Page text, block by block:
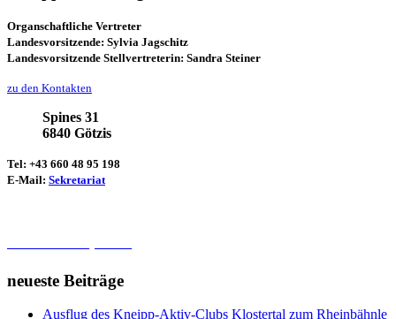
Organschaftliche Vertreter
Landesvorsitzende: Sylvia Jagschitz
Landesvorsitzende Stellvertreterin: Sandra Steiner
zu den Kontakten
Spines 31
6840 Götzis
Tel: +43 660 48 95 198
E-Mail: Sekretariat
neueste Beiträge
Ausflug des Kneipp-Aktiv-Clubs Klostertal zum Rheinbähnle